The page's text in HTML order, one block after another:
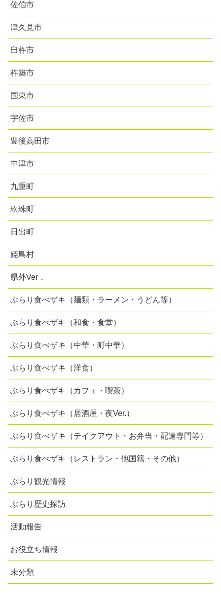
佐伯市
津久見市
臼杵市
杵築市
国東市
宇佐市
豊後高田市
中津市
九重町
玖珠町
日出町
姫島村
県外Ver．
ぶらり食べザキ（麺類・ラーメン・うどん等）
ぶらり食べザキ（和食・食堂）
ぶらり食べザキ（中華・町中華）
ぶらり食べザキ（洋食）
ぶらり食べザキ（カフェ・喫茶）
ぶらり食べザキ（居酒屋・夜Ver.）
ぶらり食べザキ（テイクアウト・お弁当・配達専門等）
ぶらり食べザキ（レストラン・他国籍・その他）
ぶらり観光情報
ぶらり歴史探訪
活動報告
お役立ち情報
未分類